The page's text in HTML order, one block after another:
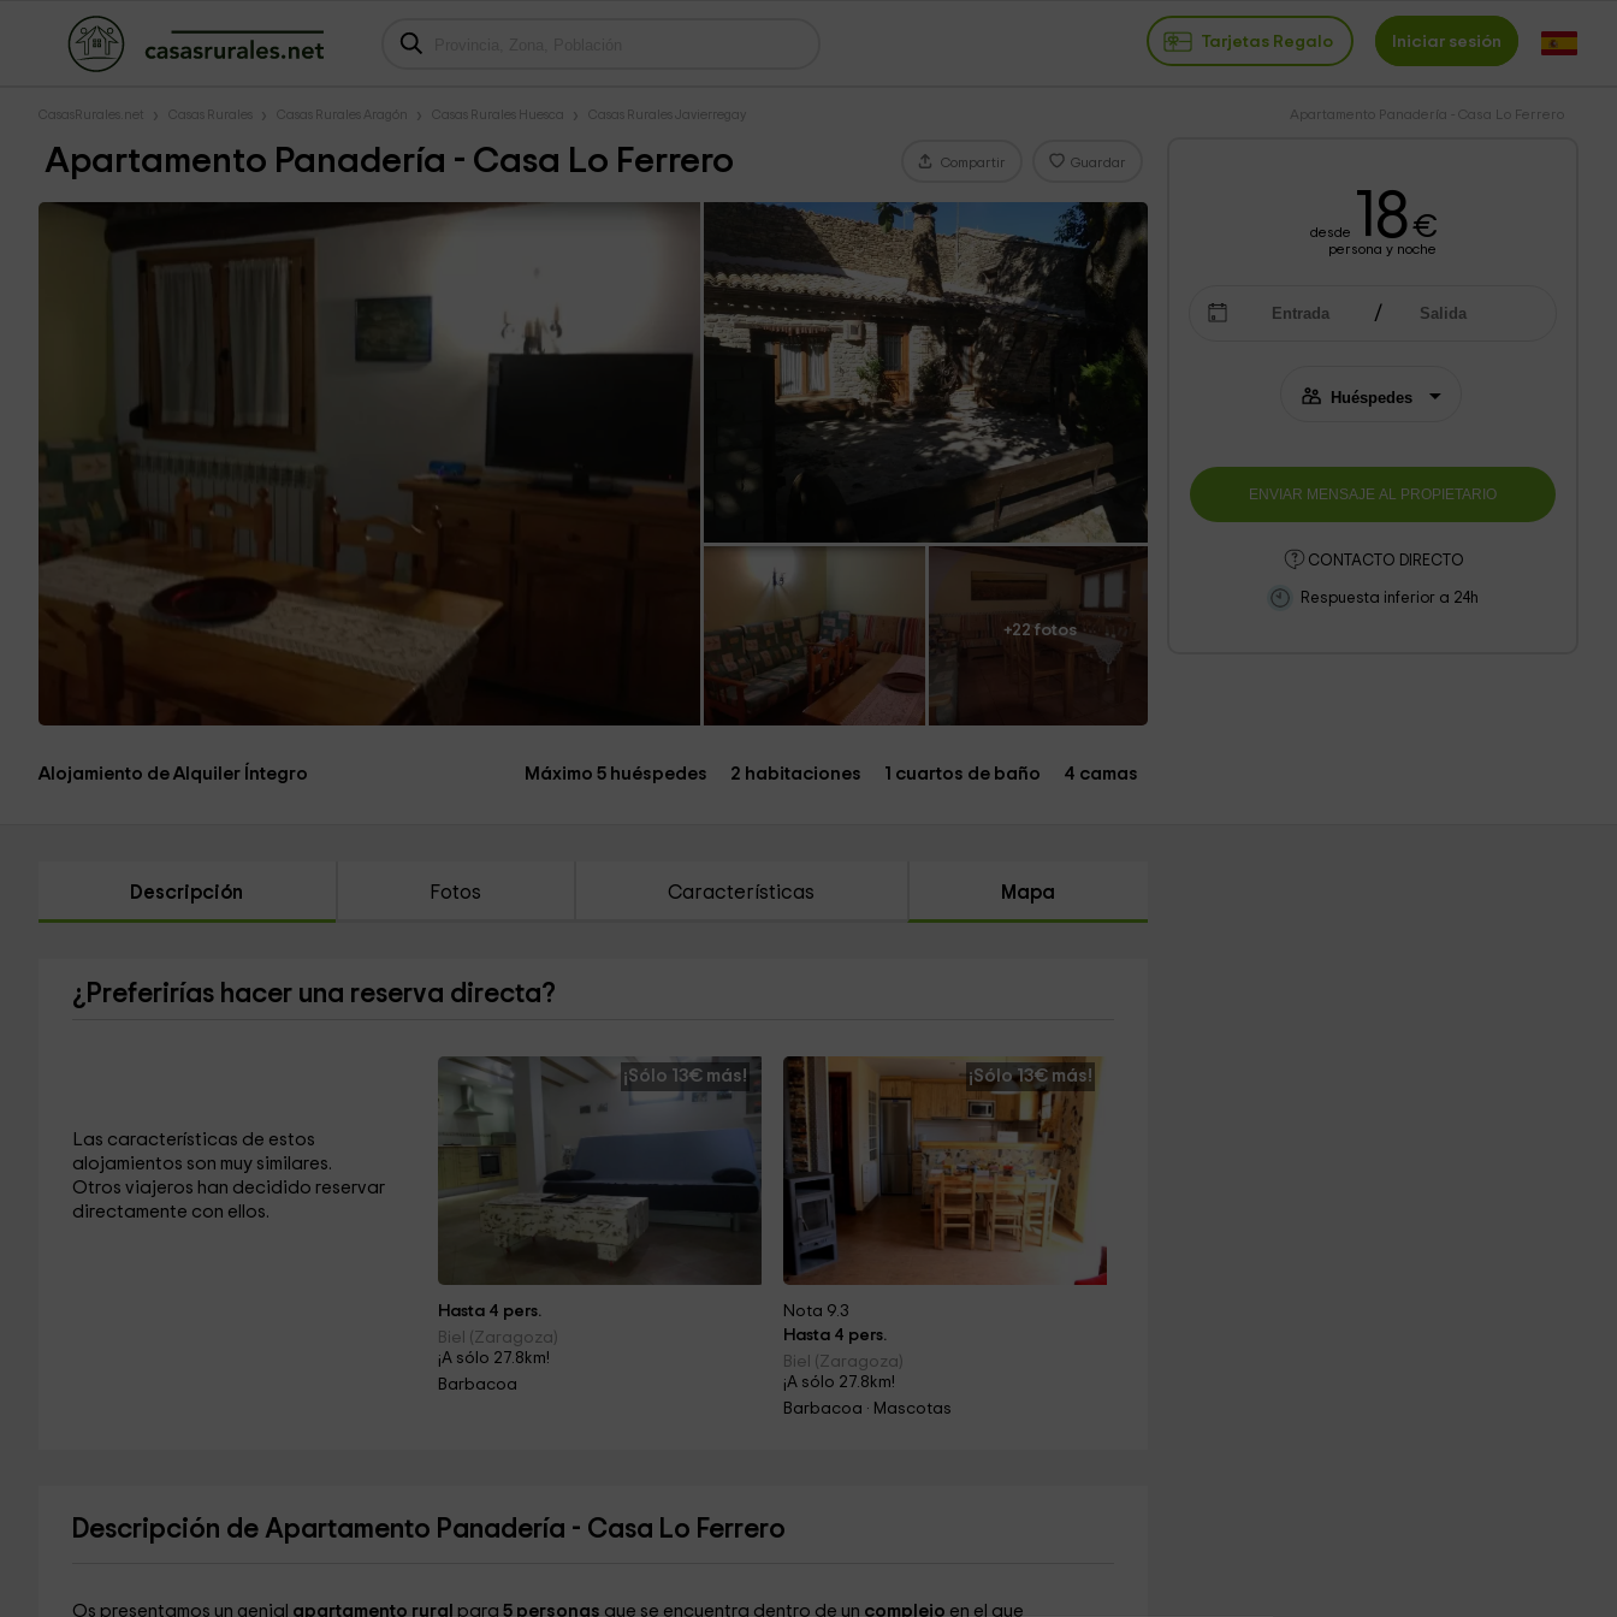
Tarjetas Regalo Iniciar sesión
CasasRurales.net Casas Rurales Casas Rurales Aragón Casas Rurales Huesca Casas Rurales Javierregay Apartamento Panadería - Casa Lo Ferrero
Apartamento Panadería - Casa Lo Ferrero Compartir Guardar
+22 fotos
desde 18€
persona y noche
CONTACTO DIRECTO
Respuesta inferior a 24h
Alojamiento de Alquiler Íntegro Máximo 5 huéspedes 2 habitaciones 1 cuartos de baño 4 camas
Descripción Fotos Características Mapa
¿Preferirías hacer una reserva directa?
Las características de estos
alojamientos son muy similares.
Otros viajeros han decidido reservar
directamente con ellos.
¡Sólo 13€ más!
Hasta 4 pers.
Biel (Zaragoza)
¡A sólo 27.8km!
Barbacoa
¡Sólo 13€ más!
Nota 9.3
Hasta 4 pers.
Biel (Zaragoza)
¡A sólo 27.8km!
Barbacoa · Mascotas
Descripción de Apartamento Panadería - Casa Lo Ferrero
Os presentamos un genial apartamento rural para 5 personas que se encuentra dentro de un complejo en el que